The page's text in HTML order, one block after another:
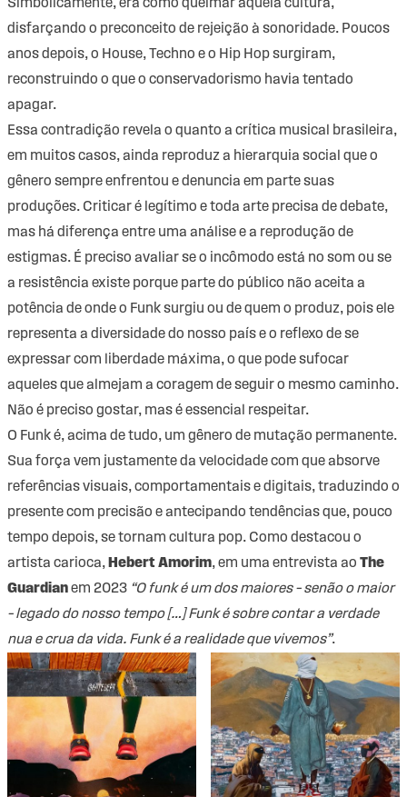
Simbolicamente, era como queimar aquela cultura,
disfarçando o preconceito de rejeição à sonoridade. Poucos
anos depois, o House, Techno e o Hip Hop surgiram,
reconstruindo o que o conservadorismo havia tentado
apagar.
Essa contradição revela o quanto a crítica musical brasileira,
em muitos casos, ainda reproduz a hierarquia social que o
gênero sempre enfrentou e denuncia em parte suas
produções. Criticar é legítimo e toda arte precisa de debate,
mas há diferença entre uma análise e a reprodução de
estigmas. É preciso avaliar se o incômodo está no som ou se
a resistência existe porque parte do público não aceita a
potência de onde o Funk surgiu ou de quem o produz, pois ele
representa a diversidade do nosso país e o reflexo de se
expressar com liberdade máxima, o que pode sufocar
aqueles que almejam a coragem de seguir o mesmo caminho.
Não é preciso gostar, mas é essencial respeitar.
O Funk é, acima de tudo, um gênero de mutação permanente.
Sua força vem justamente da velocidade com que absorve
referências visuais, comportamentais e digitais, traduzindo o
presente com precisão e antecipando tendências que, pouco
tempo depois, se tornam cultura pop. Como destacou o
artista carioca, Hebert Amorim, em uma entrevista ao The
Guardianem 2023 “O funk é um dos maiores – senão o maior
– legado do nosso tempo […] Funk é sobre contar a verdade
nua e crua da vida. Funk é a realidade que vivemos”.